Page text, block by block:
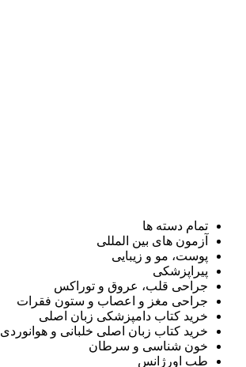
تمام دسته ها
آزمون های بین المللی
پوست، مو و زیبایی
پیراپزشکی
جراحی قلب، عروق و توراکس
جراحی مغز و اعصاب و ستون فقرات
خرید کتاب دامپزشکی زبان اصلی
خرید کتاب زبان اصلی خلبانی و هوانوردی
خون شناسی و سرطان
طب اورژانس